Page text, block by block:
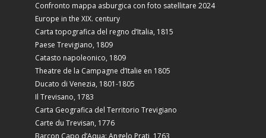
Confronto mappa asburgica con foto satellitare 2024
Europe in the XIX. century
Carta topografica del regno d’Italia, 1815
Paese Trevigiano, 1809
Catasto napoleonico, 1809
Theatre de la Campagne d’Italie en 1805
Ducato di Venezia, 1801-1805
Il Trevisano, 1783
Carta Geografica del Territorio Trevigiano
Carte du Trevisan, 1776